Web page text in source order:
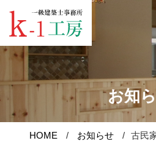
お知
HOME お知らせ 古民